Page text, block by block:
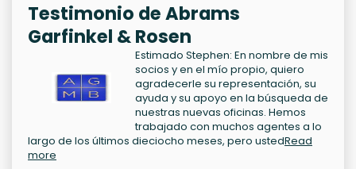
Testimonio de Abrams
Garfinkel & Rosen
Estimado Stephen: En nombre de mis
socios y en el mío propio, quiero
agradecerle su representación, su
ayuda y su apoyo en la búsqueda de
nuestras nuevas oficinas. Hemos
trabajado con muchos agentes a lo
largo de los últimos dieciocho meses, pero ustedRead
more